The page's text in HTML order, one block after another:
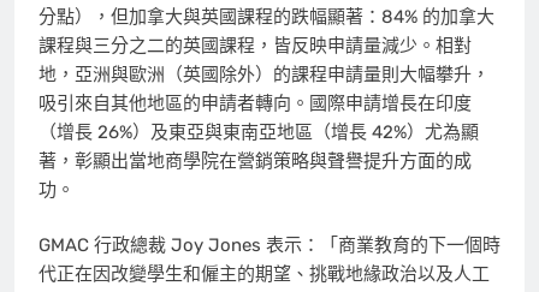
分點），但加拿大與英國課程的跌幅顯著：84% 的加拿大
課程與三分之二的英國課程，皆反映申請量減少。相對
地，亞洲與歐洲（英國除外）的課程申請量則大幅攀升，
吸引來自其他地區的申請者轉向。國際申請增長在印度
（增長 26%）及東亞與東南亞地區（增長 42%）尤為顯
著，彰顯出當地商學院在營銷策略與聲譽提升方面的成
功。
GMAC 行政總裁 Joy Jones 表示：「商業教育的下一個時
代正在因改變學生和僱主的期望、挑戰地緣政治以及人工